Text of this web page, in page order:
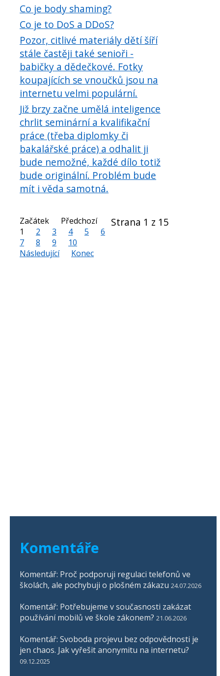
Co je body shaming?
Co je to DoS a DDoS?
Pozor, citlivé materiály dětí šíří
stále častěji také senioři -
babičky a dědečkové. Fotky
koupajících se vnoučků jsou na
internetu velmi populární.
Již brzy začne umělá inteligence
chrlit seminární a kvalifikační
práce (třeba diplomky či
bakalářské práce) a odhalit ji
bude nemožné, každé dílo totiž
bude originální. Problém bude
mít i věda samotná.
Strana 1 z 15
Začátek
Předchozí
1
2 3 4 5
6
7
8 9
10
Následující
Konec
Komentáře
Komentář: Proč podporuji regulaci telefonů ve
školách, ale pochybuji o plošném zákazu 24.07.2026
Komentář: Potřebujeme v současnosti zakázat
používání mobilů ve škole zákonem? 21.06.2026
Komentář: Svoboda projevu bez odpovědnosti je
jen chaos. Jak vyřešit anonymitu na internetu?
09.12.2025